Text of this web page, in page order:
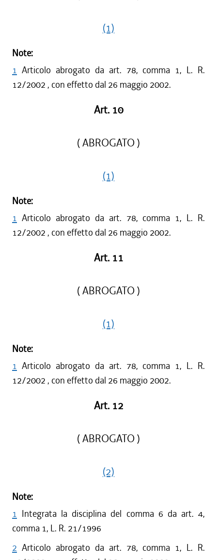
(1)
Note:
1 Articolo abrogato da art. 78, comma 1, L. R.
12/2002 , con effetto dal 26 maggio 2002.
Art. 10
( ABROGATO )
(1)
Note:
1 Articolo abrogato da art. 78, comma 1, L. R.
12/2002 , con effetto dal 26 maggio 2002.
Art. 11
( ABROGATO )
(1)
Note:
1 Articolo abrogato da art. 78, comma 1, L. R.
12/2002 , con effetto dal 26 maggio 2002.
Art. 12
( ABROGATO )
(2)
Note:
1 Integrata la disciplina del comma 6 da art. 4,
comma 1, L. R. 21/1996
2 Articolo abrogato da art. 78, comma 1, L. R.